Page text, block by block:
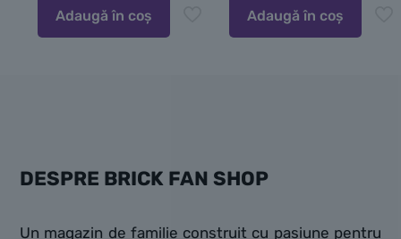
Adaugă în coș Adaugă în coș
DESPRE BRICK FAN SHOP
Un magazin de familie construit cu pasiune pentru